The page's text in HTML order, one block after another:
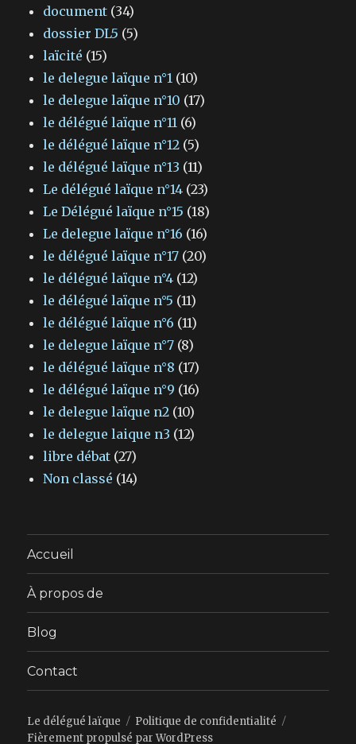
document (34)
dossier DL5 (5)
laïcité (15)
le delegue laïque n°1 (10)
le delegue laïque n°10 (17)
le délégué laïque n°11 (6)
le délégué laïque n°12 (5)
le délégué laïque n°13 (11)
Le délégué laïque n°14 (23)
Le Délégué laïque n°15 (18)
Le delegue laïque n°16 (16)
le délégué laïque n°17 (20)
le délégué laïque n°4 (12)
le délégué laïque n°5 (11)
le délégué laïque n°6 (11)
le delegue laïque n°7 (8)
le délégué laïque n°8 (17)
le délégué laïque n°9 (16)
le delegue laïque n2 (10)
le delegue laique n3 (12)
libre débat (27)
Non classé (14)
Accueil
À propos de
Blog
Contact
Le délégué laïque
Politique de confidentialité
Fièrement propulsé par WordPress